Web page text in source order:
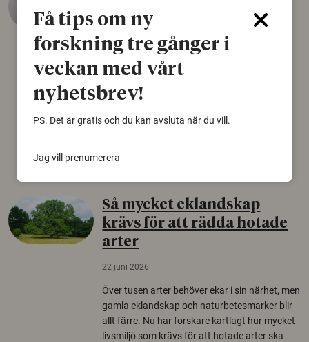
Det som arkeologer länge trodde var en
björnfäll visar sig vara delar av en 2000 år
gammal sko. Fyndet bär spår av romerskt
skomode och beskrivs som mycket ovanligt i
Norden.
Så mycket eklandskap
krävs för att rädda hotade
arter
22 juni 2026
Över tusen arter behöver ekar i sin närhet, men
gamla eklandskap och naturbetesmarker blir
allt färre. Nu har forskare kartlagt hur mycket
livsmiljö som krävs för att hotade arter ska
Få tips om ny
forskning tre gånger i
veckan med vårt
nyhetsbrev!
PS. Det är gratis och du kan avsluta när du vill.
Jag vill prenumerera